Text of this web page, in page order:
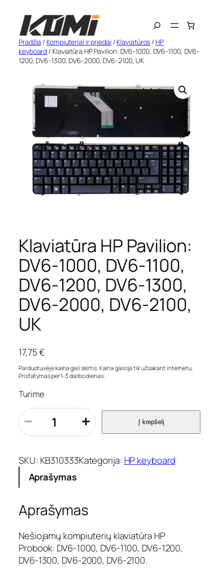
turinio
Search
Pradžia / Kompiuteriai ir priedai /Klaviatūros / HP
keyboard / Klaviatūra HP Pavilion: DV6-1000, DV6-1100, DV6-
1200, DV6-1300, DV6-2000, DV6-2100, UK
Klaviatūra HP Pavilion:
DV6-1000, DV6-1100,
DV6-1200, DV6-1300,
DV6-2000, DV6-2100,
UK
17,75€
Parduotuvėje kaina gali skirtis. Kaina galioja tik užsakant internetu.
Pristatymas per 1-3 darbo dienas.
Turime
p
r
o
u
k
o
i
k
i
s
:
− + Į krepšelį
SKU: KB310333Kategorija: HP keyboard
Aprašymas
Aprašymas
Nešiojamų kompiuterių klaviatūra HP
Probook: DV6-1000, DV6-1100, DV6-1200,
DV6-1300, DV6-2000, DV6-2100.